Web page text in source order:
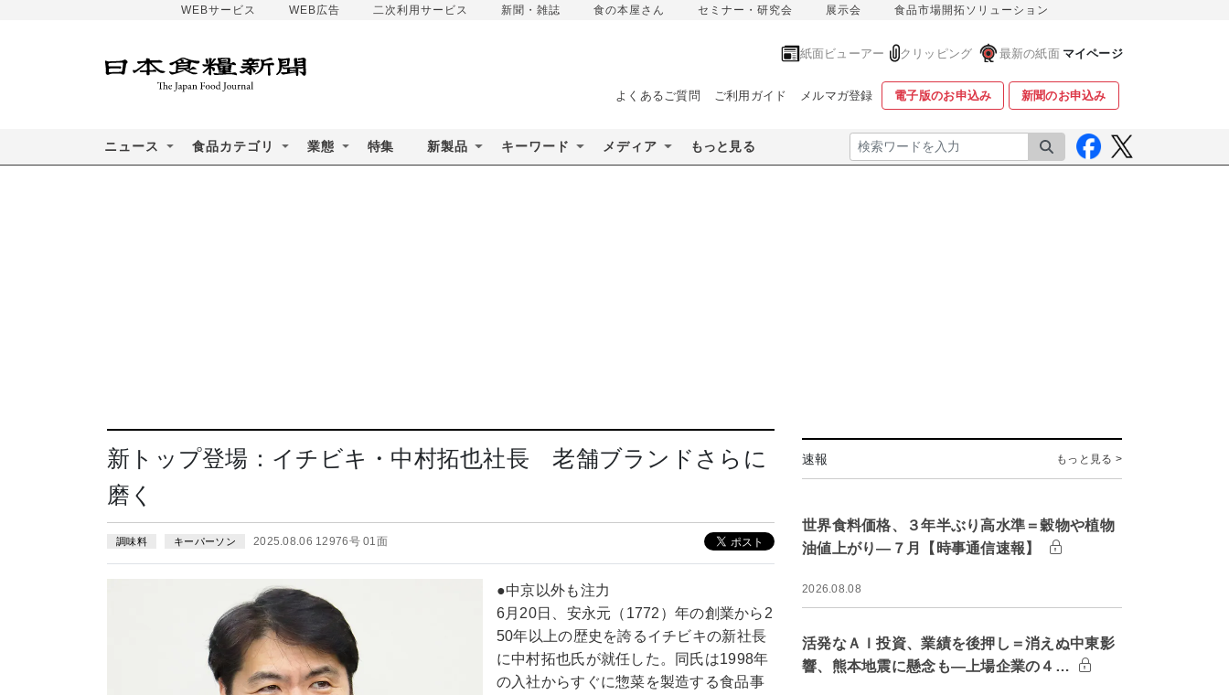
WEBサービス WEB広告 二次利用サービス 新聞・雑誌 食の本屋さん セミナー・研究会 展示会 食品市場開拓ソリューション
紙面ビューアー クリッピング 最新の紙面 マイページ
よくあるご質問 ご利用ガイド メルマガ登録 電子版のお申込み 新聞のお申込み
ニュース 食品カテゴリ 業態 特集 新製品 キーワード メディア もっと見る 検索
新トップ登場：イチビキ・中村拓也社長 老舗ブランドさらに
磨く
調味料 キーパーソン 2025.08.06 12976号 01面
●中京以外も注力
6月20日、安永元（1772）年の創業から2
50年以上の歴史を誇るイチビキの新社長
に中村拓也氏が就任した。同氏は1998年
の入社からすぐに惣菜を製造する食品事
速報 もっと見る >
世界食料価格、３年半ぶり高水準＝穀物や植物
油値上がり―７月【時事通信速報】
2026.08.08
活発なＡＩ投資、業績を後押し＝消えぬ中東影
響、熊本地震に懸念も―上場企業の４…